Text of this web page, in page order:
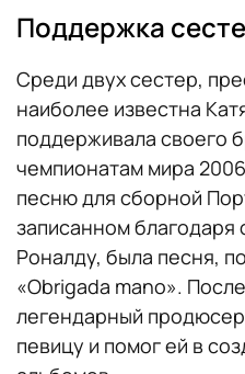
Поддержка
Среди двух сестер,
наиболее известна
поддерживала своего
чемпионатам мира
песню для сборной
записанном
Роналду, была песня,
«Obrigada mano».
легендарный
певицу и помог ей в